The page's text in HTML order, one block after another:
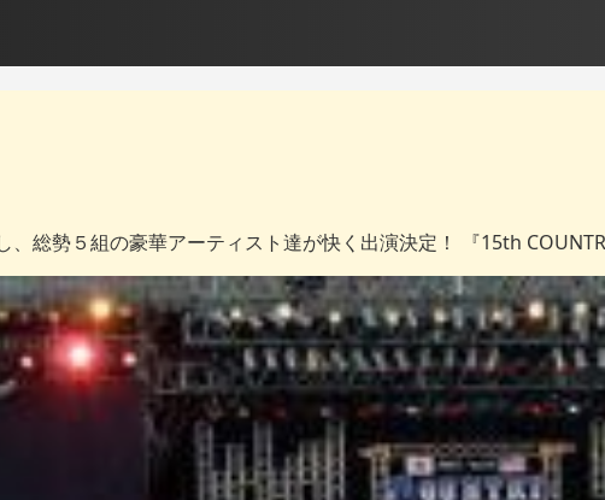
総勢５組の豪華アーティスト達が快く出演決定！ 『15th